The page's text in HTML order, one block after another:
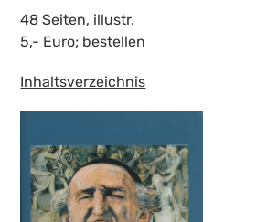
48 Seiten, illustr.
5,- Euro; bestellen
Inhaltsverzeichnis